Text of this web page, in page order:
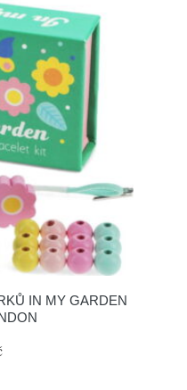
IN MY GARDEN